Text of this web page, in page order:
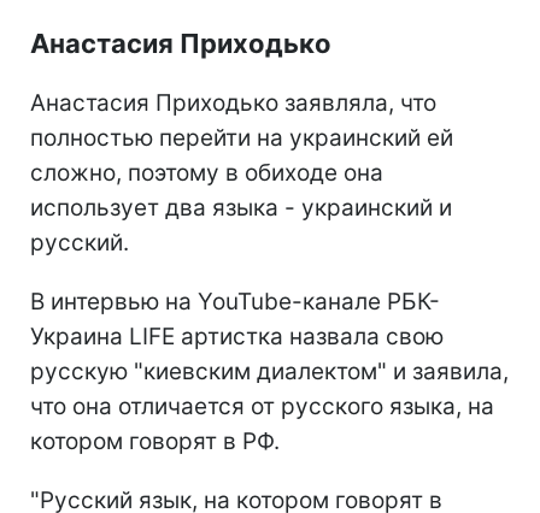
Анастасия Приходько
Анастасия Приходько заявляла, что
полностью перейти на украинский ей
сложно, поэтому в обиходе она
использует два языка - украинский и
русский.
В интервью на YouTube-канале РБК-
Украина LIFE артистка назвала свою
русскую "киевским диалектом" и заявила,
что она отличается от русского языка, на
котором говорят в РФ.
"Русский язык, на котором говорят в